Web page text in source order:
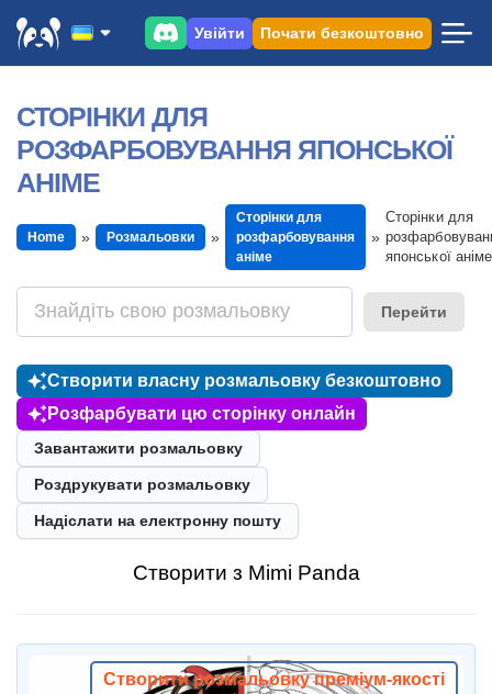
Увійти Почати безкоштовно
СТОРІНКИ ДЛЯ
РОЗФАРБОВУВАННЯ ЯПОНСЬКОЇ
АНІМЕ
Home Розмальовки
Сторінки для
розфарбовування
аніме
Сторінки для
японської аніме
Перейти
Створити власну розмальовку безкоштовно
Розфарбувати цю сторінку онлайн
Завантажити розмальовку
Роздрукувати розмальовку
Надіслати на електронну пошту
Створити з Mimi Panda
Створити розмальовку преміум-якості